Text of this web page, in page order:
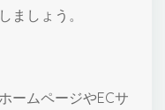
ましょう。
ームページやECサ